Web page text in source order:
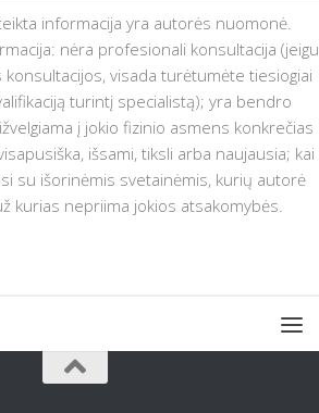
informacija yra autorės nuomonė.
nėra profesionali konsultacija (jeigu
visada turėtumėte tiesiogiai
turintį specialistą); yra bendro
į jokio fizinio asmens konkrečias
išsami, tiksli arba naujausia; kai
su išorinėmis svetainėmis, kurių autorė
kurias nepriima jokios atsakomybės.